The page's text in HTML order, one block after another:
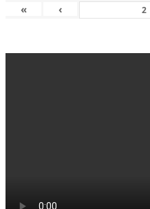
« ‹